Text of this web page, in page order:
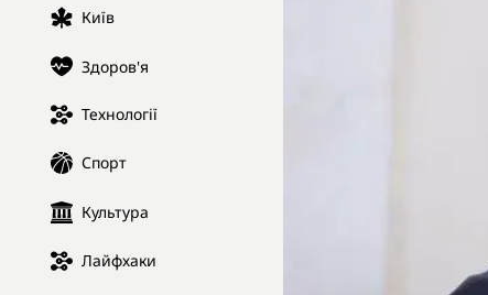
Київ
Здоров'я
Технології
Спорт
Культура
Лайфхаки